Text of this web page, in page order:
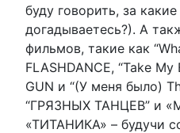
буду говорить, за
догадываетесь?). А
фильмов, такие как
FLASHDANCE, “Take
GUN и “(У меня было)
“ГРЯЗНЫХ ТАНЦЕВ” и
«ТИТАНИКА» – будучи